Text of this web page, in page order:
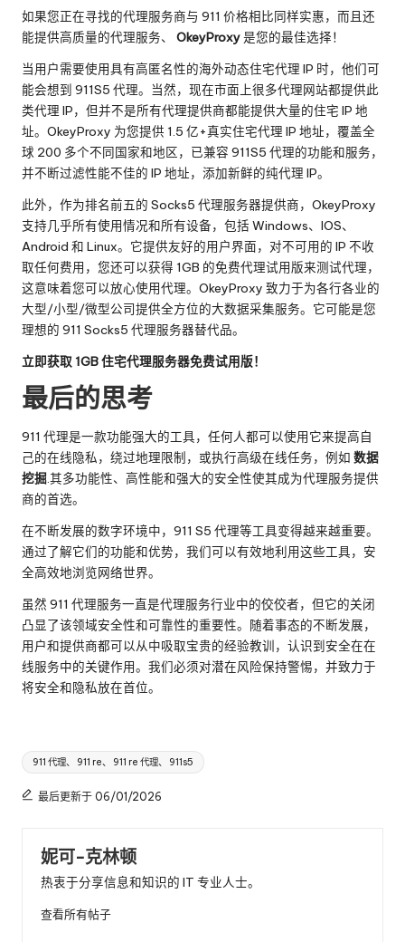
如果您正在寻找的代理服务商与 911 价格相比同样实惠，而且还
能提供高质量的代理服务、 OkeyProxy是您的最佳选择！
当用户需要使用具有高匿名性的海外动态住宅代理 IP 时，他们可
能会想到 911S5 代理。当然，现在市面上很多代理网站都提供此
类代理 IP，但并不是所有代理提供商都能提供大量的住宅 IP 地
址。OkeyProxy 为您提供 1.5 亿+真实住宅代理 IP 地址，覆盖全
球 200 多个不同国家和地区，已兼容 911S5 代理的功能和服务，
并不断过滤性能不佳的 IP 地址，添加新鲜的纯代理 IP。
此外，作为排名前五的 Socks5 代理服务器提供商，OkeyProxy
支持几乎所有使用情况和所有设备，包括 Windows、IOS、
Android 和 Linux。它提供友好的用户界面，对不可用的 IP 不收
取任何费用，您还可以获得 1GB 的免费代理试用版来测试代理，
这意味着您可以放心使用代理。OkeyProxy 致力于为各行各业的
大型/小型/微型公司提供全方位的大数据采集服务。它可能是您
理想的 911 Socks5 代理服务器替代品。
立即获取 1GB 住宅代理服务器免费试用版！
最后的思考
911 代理是一款功能强大的工具，任何人都可以使用它来提高自
己的在线隐私，绕过地理限制，或执行高级在线任务，例如 数据
挖掘.其多功能性、高性能和强大的安全性使其成为代理服务提供
商的首选。
在不断发展的数字环境中，911 S5 代理等工具变得越来越重要。
通过了解它们的功能和优势，我们可以有效地利用这些工具，安
全高效地浏览网络世界。
虽然 911 代理服务一直是代理服务行业中的佼佼者，但它的关闭
凸显了该领域安全性和可靠性的重要性。随着事态的不断发展，
用户和提供商都可以从中吸取宝贵的经验教训，认识到安全在在
线服务中的关键作用。我们必须对潜在风险保持警惕，并致力于
将安全和隐私放在首位。
标
签
911 代理、 911 re、 911 re 代理、 911s5
最后更新于 06/01/2026
妮可-克林顿
热衷于分享信息和知识的 IT 专业人士。
查看所有帖子